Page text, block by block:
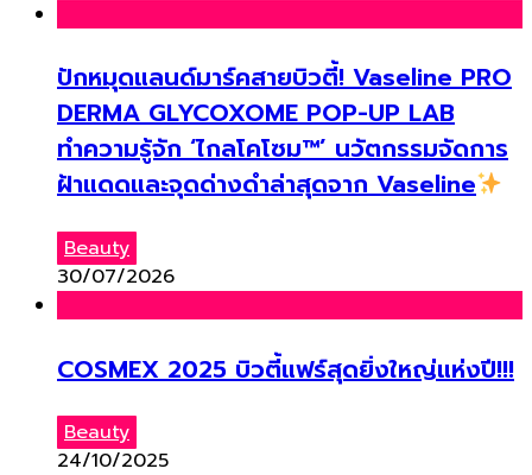
ปักหมุดแลนด์มาร์คสายบิวตี้! Vaseline PRO
DERMA GLYCOXOME POP-UP LAB
ทำความรู้จัก ‘ไกลโคโซม™’ นวัตกรรมจัดการ
ฝ้าแดดและจุดด่างดำล่าสุดจาก Vaseline
Beauty
30/07/2026
COSMEX 2025 บิวตี้แฟร์สุดยิ่งใหญ่แห่งปี!!!
Beauty
24/10/2025